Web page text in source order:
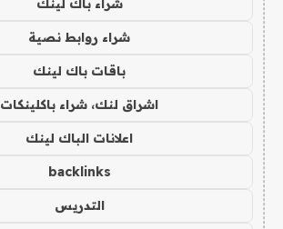
شراء باك لينك
شراء روابط نصية
باقات باك لينك
اشراق لنك، شراء باكلينكات
اعلانات الباك لينك
backlinks
التدريس